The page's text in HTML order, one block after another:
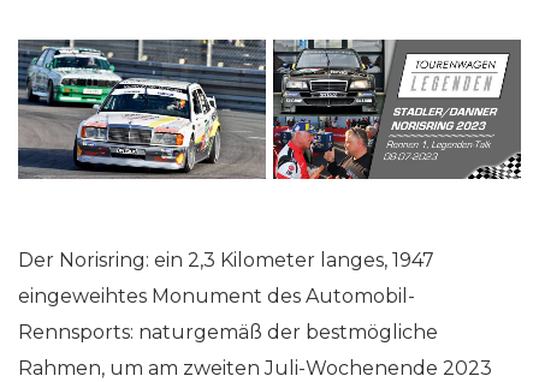
Der Norisring: ein 2,3 Kilometer langes, 1947
eingeweihtes Monument des Automobil-
Rennsports: naturgemäß der bestmögliche
Rahmen, um am zweiten Juli-Wochenende 2023